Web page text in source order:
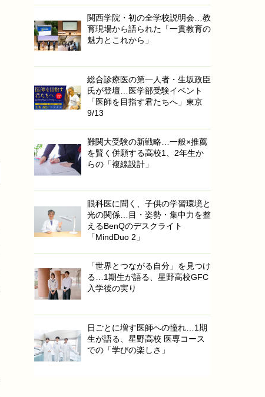
関西学院・初の全学校説明会…教
育現場から語られた「一貫教育の
魅力とこれから」
総合診療医の第一人者・生坂政臣
氏が登壇…医学部受験イベント
「医師を目指す君たちへ」東京
9/13
難関大受験の新戦略…一般×推薦
を賢く併願する高校1、2年生か
らの「複線設計」
眼科医に聞く、子供の学習環境と
光の関係…目・姿勢・集中力を整
えるBenQのデスクライト
「MindDuo 2」
「世界とつながる自分」を見つけ
る…1期生が語る、星野高校GFC
入学後の実り
日ごとに増す医師への憧れ…1期
生が語る、星野高校 医専コース
での「学びの楽しさ」